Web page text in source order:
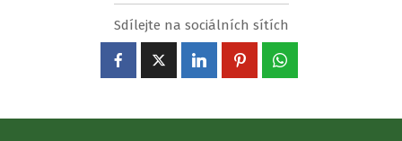
Sdílejte na sociálních sítích